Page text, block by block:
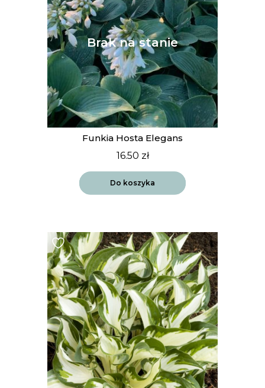
Funkia Hosta Elegans
16.50 zł
Do koszyka